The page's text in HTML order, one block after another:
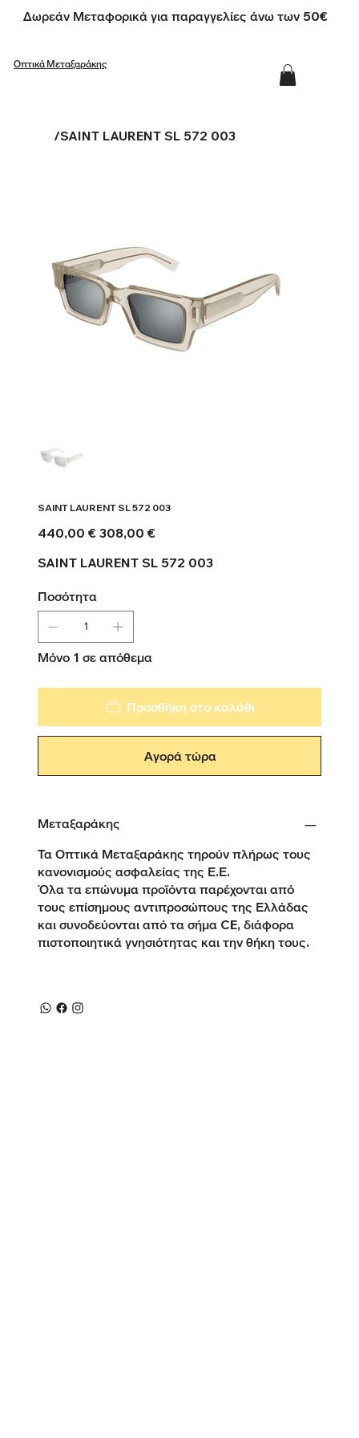
Δωρεάν Μεταφορικά για παραγγελίες άνω των 50€
Οπτικά Μεταξαράκης
/SAINT LAURENT SL 572 003
SAINT LAURENT SL 572 003
Αρχική
τιμή
440,00 € Τιμή
έκπτωσης
308,00 €
SAINT LAURENT SL 572 003
Ποσότητα
Μόνο 1 σε απόθεμα
Προσθήκη στο καλάθι
Αγορά τώρα
Μεταξαράκης
Τα Οπτικά Μεταξαράκης τηρούν πλήρως τους
κανονισμούς ασφαλείας της Ε.Ε.
Όλα τα επώνυμα προϊόντα παρέχονται από
τους επίσημους αντιπροσώπους της Ελλάδας
και συνοδεύονται από τα σήμα CE, διάφορα
πιστοποιητικά γνησιότητας και την θήκη τους.